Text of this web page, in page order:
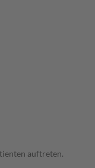
auftreten.